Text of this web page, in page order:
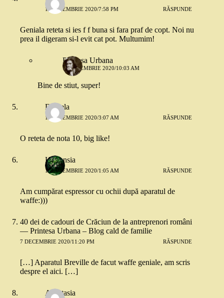
15 NOIEMBRIE 2020/7:58 PM RĂSPUNDE
Geniala reteta si ies f f buna si fara praf de copt. Noi nu
prea il digeram si-l evit cat pot. Multumim!
Printesa Urbana
16 NOIEMBRIE 2020/10:03 AM
Bine de stiut, super!
Daniela
16 NOIEMBRIE 2020/3:07 AM RĂSPUNDE
O reteta de nota 10, big like!
Hortensia
17 NOIEMBRIE 2020/1:05 AM RĂSPUNDE
Am cumpărat espressor cu ochii după aparatul de
waffe:)))
40 dei de cadouri de Crăciun de la antreprenori români
— Printesa Urbana – Blog cald de familie
7 DECEMBRIE 2020/11:20 PM RĂSPUNDE
[…] Aparatul Breville de facut waffe geniale, am scris
despre el aici. […]
Anastasia